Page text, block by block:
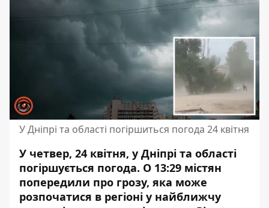
У Дніпрі та області погіршиться погода 24 квітня
У четвер, 24 квітня, у Дніпрі та області
погіршується погода. О 13:29 містян
попередили про грозу, яка може
розпочатися в регіоні у найближчу